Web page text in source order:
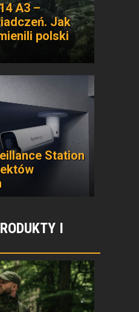
A3 –
Jak
polski
Station
I